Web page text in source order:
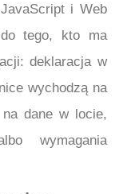
i Web
tego, kto ma
deklaracja w
wychodzą na
dane w locie,
wymagania